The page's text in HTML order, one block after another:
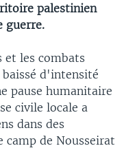
palestinien
guerre.
et les combats
d'intensité
pause humanitaire
civile locale a
dans des
camp de Nousseirat